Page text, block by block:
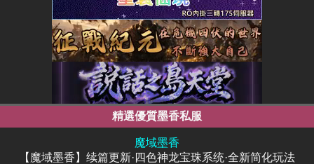
精選優質墨香私服
魔域墨香
【魔域墨香】续篇更新·四色神龙宝珠系统·全新简化玩法